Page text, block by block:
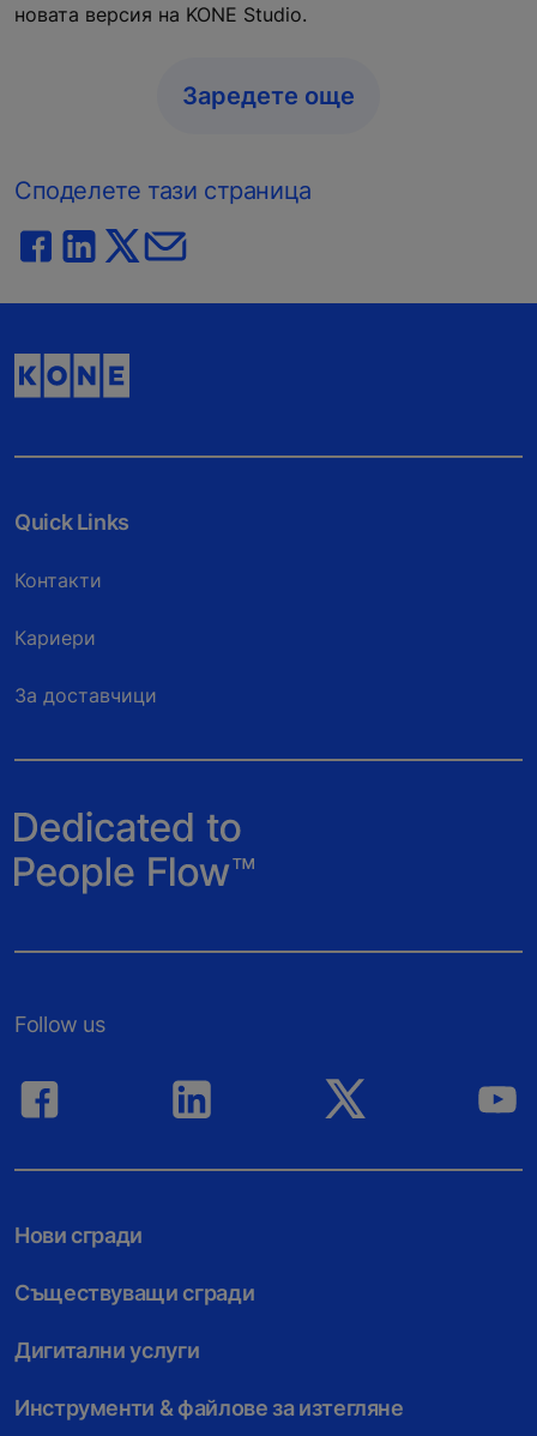
новата версия на KONE Studio.
Заредете още
Споделете тази страница
Quick Links
Контакти
Кариери
За доставчици
Follow us
Нови сгради
Съществуващи сгради
Дигитални услуги
Инструменти & файлове за изтегляне